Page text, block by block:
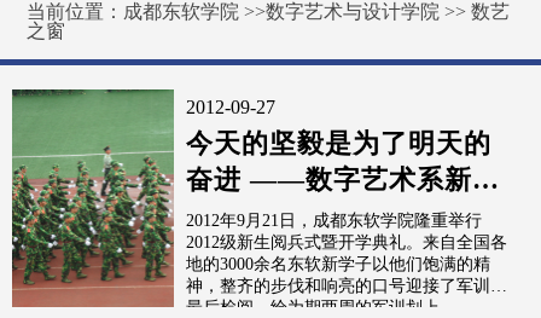
当前位置： 成都东软学院 >>数字艺术与设计学院 >>数艺
之窗
2012-09-27
今天的坚毅是为了明天的
奋进 ——数字艺术系新生
军训回眸
2012年9月21日，成都东软学院隆重举行
2012级新生阅兵式暨开学典礼。来自全国各
地的3000余名东软新学子以他们饱满的精
神，整齐的步伐和响亮的口号迎接了军训的
最后检阅，给为期两周的军训划上